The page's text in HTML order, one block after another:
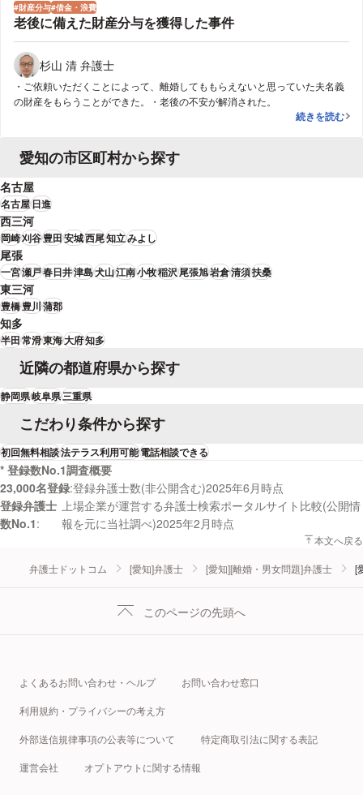
終的に財産分与や慰謝料の中で考慮させようとすると、長期にわたり、離婚
調停・裁判の手続を続けなければならないことが予想されました。そうする
と、夫は、離婚の結論が出るまでの間、高額の婚姻費用を支払い続けなけれ
ばならないため、下手をすれば、妻の浪費や借金を理由に財産分与や慰謝料
の点で夫に有利に働かせようとしていたにもかかわらず、婚姻費用の負担額
の方が遥かに大きくなってしまうという結論にもなりかねませんでした。そ
こで、夫から妻に対して、浪費や借金のことは不問に付し、むしろ、１年分
の婚姻費用相当額を解決金として支払うことを提示し、早期の離婚を求めま
財産分与 借金・浪費
老後に備えた財産分与を獲得した事件
杉山 清 弁護士
・ご依頼いただくことによって、離婚してももらえないと思っていた夫名義
の財産をもらうことができた。・老後の不安が解消された。
老後に備えた
続きを読む
愛知の市区町村から探す
名古屋
名古屋日進
西三河
岡崎刈谷豊田安城西尾知立みよし
尾張
一宮瀬戸春日井津島犬山江南小牧稲沢尾張旭岩倉清須扶桑
東三河
豊橋豊川蒲郡
知多
半田常滑東海大府知多
近隣の都道府県から探す
静岡県岐阜県三重県
こだわり条件から探す
初回無料相談法テラス利用可能電話相談できる
* 登録数No.1調査概要
23,000名登録 登録弁護士数(非公開含む)2025年6月時点
登録弁護士
数No.1
上場企業が運営する弁護士検索ポータルサイト比較(公開情
報を元に当社調べ)2025年2月時点
本文へ戻る
弁護士ドットコム [愛知]弁護士 [愛知][離婚・男女問題]弁護士 [
このページの先頭へ
よくあるお問い合わせ・ヘルプ お問い合わせ窓口
利用規約・プライバシーの考え方
外部送信規律事項の公表等について 特定商取引法に関する表記
運営会社 オプトアウトに関する情報